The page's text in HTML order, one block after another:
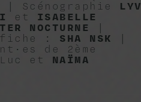
Scénographie LYV
et ISABELLE
NOCTURNE |
: SHA NSK |
de 2ème
et NAÏMA